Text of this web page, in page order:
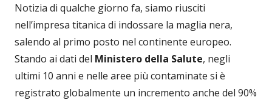
Notizia di qualche giorno fa, siamo riusciti
nell’impresa titanica di indossare la maglia nera,
salendo al primo posto nel continente europeo.
Stando ai dati del Ministero della Salute, negli
ultimi 10 anni e nelle aree più contaminate si è
registrato globalmente un incremento anche del 90%